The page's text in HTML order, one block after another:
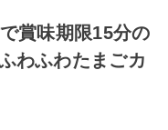
賞味期限15分の
わふわたまごカ